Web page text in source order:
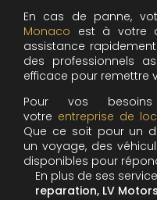
En cas de panne,
Monaco est à votre
assistance
des professionnels
efficace pour remettre
Pour vos
votre entreprise de
Que ce soit pour un
un voyage, des
disponibles pour
En plus de ses
reparation, LV Motors